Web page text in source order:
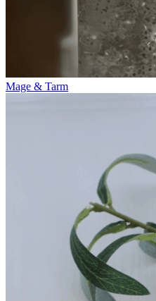
Mage & Tarm